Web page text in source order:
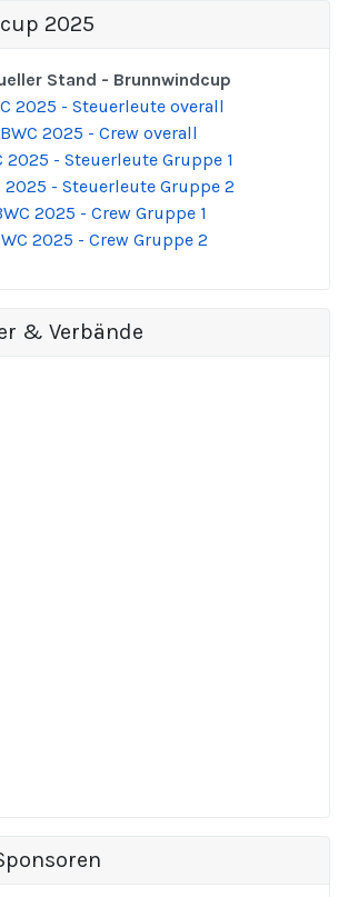
2025
Stand - Brunnwindcup
2025 - Steuerleute overall
BWC 2025 - Crew overall
2025 - Steuerleute Gruppe 1
2025 - Steuerleute Gruppe 2
2025 - Crew Gruppe 1
2025 - Crew Gruppe 2
& Verbände